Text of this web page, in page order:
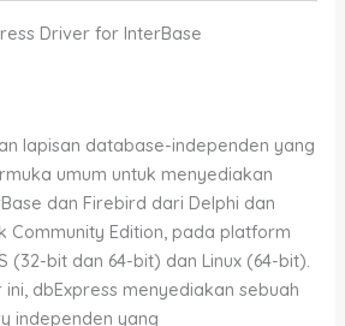
Driver for InterBase
lapisan database-independen yang
umum untuk menyediakan
dan Firebird dari Delphi dan
Community Edition, pada platform
(32-bit dan 64-bit) dan Linux (64-bit).
dbExpress menyediakan sebuah
independen yang